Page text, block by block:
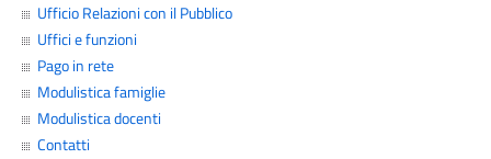
Ufficio Relazioni con il Pubblico
Uffici e funzioni
Pago in rete
Modulistica famiglie
Modulistica docenti
Contatti